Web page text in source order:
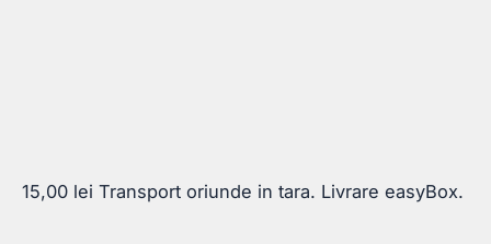
15,00 lei Transport oriunde in tara. Livrare easyBox.